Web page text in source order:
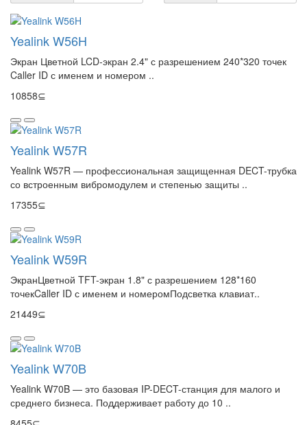
Yealink W56H
Экран Цветной LCD-экран 2.4" с разрешением 240*320 точек
Caller ID с именем и номером ..
10858⊆
Yealink W57R
Yealink W57R — профессиональная защищенная DECT-трубка
со встроенным вибромодулем и степенью защиты ..
17355⊆
Yealink W59R
ЭкранЦветной TFT-экран 1.8" с разрешением 128*160
точекCaller ID с именем и номеромПодсветка клавиат..
21449⊆
Yealink W70B
Yealink W70B — это базовая IP-DECT-станция для малого и
среднего бизнеса. Поддерживает работу до 10 ..